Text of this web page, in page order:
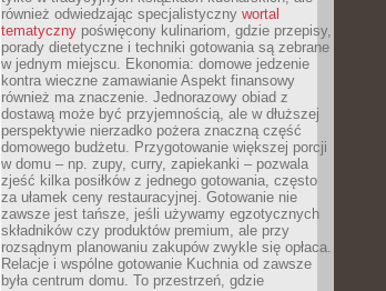
również odwiedzając specjalistyczny wortal
tematyczny poświęcony kulinariom, gdzie przepisy,
porady dietetyczne i techniki gotowania są zebrane
w jednym miejscu. Ekonomia: domowe jedzenie
kontra wieczne zamawianie Aspekt finansowy
również ma znaczenie. Jednorazowy obiad z
dostawą może być przyjemnością, ale w dłuższej
perspektywie nierzadko pożera znaczną część
domowego budżetu. Przygotowanie większej porcji
w domu – np. zupy, curry, zapiekanki – pozwala
zjeść kilka posiłków z jednego gotowania, często
za ułamek ceny restauracyjnej. Gotowanie nie
zawsze jest tańsze, jeśli używamy egzotycznych
składników czy produktów premium, ale przy
rozsądnym planowaniu zakupów zwykle się opłaca.
Relacje i wspólne gotowanie Kuchnia od zawsze
była centrum domu. To przestrzeń, gdzie